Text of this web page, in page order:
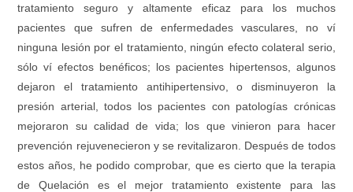
tratamiento seguro y altamente eficaz para los muchos
pacientes que sufren de enfermedades vasculares, no ví
ninguna lesión por el tratamiento, ningún efecto colateral serio,
sólo ví efectos benéficos; los pacientes hipertensos, algunos
dejaron el tratamiento antihipertensivo, o disminuyeron la
presión arterial, todos los pacientes con patologías crónicas
mejoraron su calidad de vida; los que vinieron para hacer
prevención rejuvenecieron y se revitalizaron. Después de todos
estos años, he podido comprobar, que es cierto que la terapia
de Quelación es el mejor tratamiento existente para las